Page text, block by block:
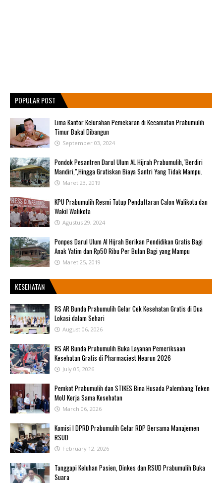
POPULAR POST
Lima Kantor Kelurahan Pemekaran di Kecamatan Prabumulih
Timur Bakal Dibangun
September 03, 2024
Pondok Pesantren Darul Ulum AL Hijrah Prabumulih,"Berdiri
Mandiri,",Hingga Gratiskan Biaya Santri Yang Tidak Mampu.
Maret 23, 2019
KPU Prabumulih Resmi Tutup Pendaftaran Calon Walikota dan
Wakil Walikota
Agustus 29, 2024
Ponpes Darul Ulum Al Hijrah Berikan Pendidikan Gratis Bagi
Anak Yatim dan Rp50 Ribu Per Bulan Bagi yang Mampu
Maret 25, 2019
KESEHATAN
RS AR Bunda Prabumulih Gelar Cek Kesehatan Gratis di Dua
Lokasi dalam Sehari
August 06, 2026
RS AR Bunda Prabumulih Buka Layanan Pemeriksaan
Kesehatan Gratis di Pharmaciest Nearun 2026
July 05, 2026
Pemkot Prabumulih dan STIKES Bina Husada Palembang Teken
MoU Kerja Sama Kesehatan
March 06, 2026
Komisi I DPRD Prabumulih Gelar RDP Bersama Manajemen
RSUD
February 12, 2026
Tanggapi Keluhan Pasien, Dinkes dan RSUD Prabumulih Buka
Suara